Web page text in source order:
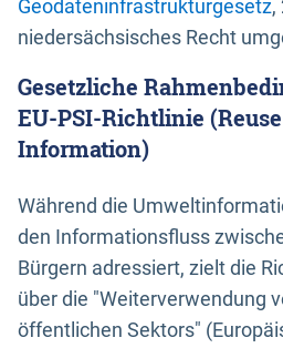
Geodateninfrastrukturgesetz,
niedersächsisches Recht
Gesetzliche
EU-PSI-Richtlinie
Information)
Während die
den Informationsfluss
Bürgern adressiert, zielt die
über die "Weiterverwendung
öffentlichen Sektors"